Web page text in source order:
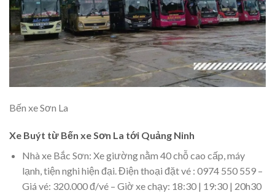
Bến xe Sơn La
Xe Buýt từ Bến xe Sơn La tới Quảng Ninh
Nhà xe Bắc Sơn: Xe giường nằm 40 chỗ cao cấp, máy
lạnh, tiện nghi hiện đại. Điện thoại đặt vé : 0974 550 559 –
Giá vé: 320.000 đ/vé – Giờ xe chạy: 18:30 | 19:30 | 20h30